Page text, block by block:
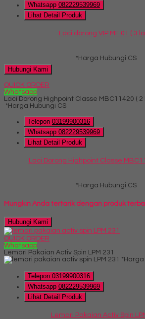
Whatsapp 082229539969
Lihat Detail Produk
Laci dorong VIP MF 01 ( 3
*Harga Hubungi CS
Hubungi Kami
QUICK ORDER
Whatsapp
Laci Dorong Highpoint Classe MBC11420 ( 2
*Harga Hubungi CS
Telepon 03199900316
Whatsapp 082229539969
Lihat Detail Produk
Laci Dorong Highpoint Classe
*Harga Hubungi CS
Mungkin Anda tertarik dengan produk
Hubungi Kami
QUICK ORDER
Whatsapp
Lemari Pakaian Activ Spin LPM 231
*Harga
Telepon 03199900316
Whatsapp 082229539969
Lihat Detail Produk
Lemari Pakaian Activ Spin